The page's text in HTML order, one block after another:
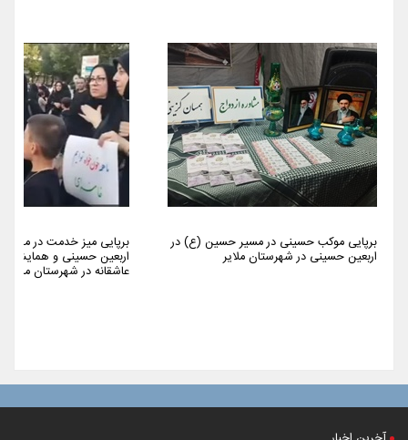
برپایی موکب حسینی در مسیر حسین (ع) در
اربعین حسینی در شهرستان ملایر
برپایی میز خدمت در مراسم
اربعین حسینی و همایش
عاشقانه در شهرستان ملایر